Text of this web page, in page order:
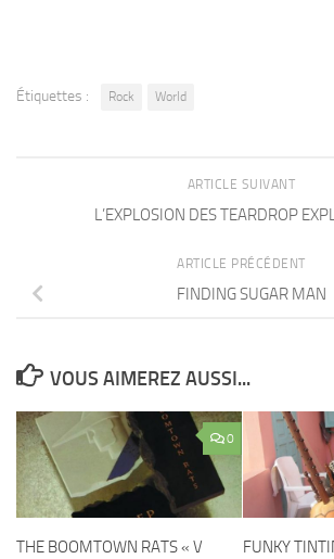
Étiquettes : Rock World
ARTICLE SUIVANT
L’EXPLOSION DES TEARDROP
ARTICLE PRÉCÉDENT
FINDING SUGAR MAN
VOUS AIMEREZ AUSSI...
0
THE BOOMTOWN RATS « V
FUNKY